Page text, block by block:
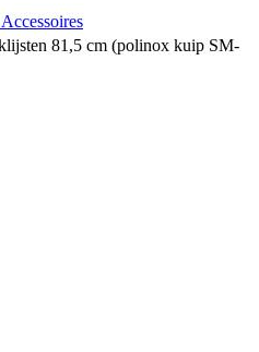
81,5 cm (polinox kuip SM-